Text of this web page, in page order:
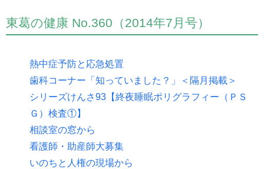
東葛の健康 No.360（2014年7月号）
熱中症予防と応急処置
歯科コーナー「知っていました？」＜隔月掲載＞
シリーズけんさ93【終夜睡眠ポリグラフィー（ＰＳ
Ｇ）検査①】
相談室の窓から
看護師・助産師大募集
いのちと人権の現場から